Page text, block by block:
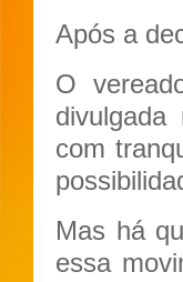
Após a
O
com
Mas há
essa